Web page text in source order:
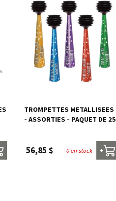
TROMPETTES METALLISEES
- ASSORTIES - PAQUET DE 25
56,85 $ 0 en stock +